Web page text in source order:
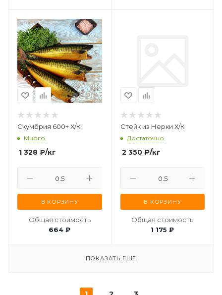
Скумбрия 600+ Х/К
Много
1 328 ₽/кг
В КОРЗИНУ
Общая стоимость
664 ₽
Стейк из Нерки Х/К
Достаточно
2 350₽/кг
В КОРЗИНУ
Общая стоимость
1 175 ₽
ПОКАЗАТЬ ЕЩЕ